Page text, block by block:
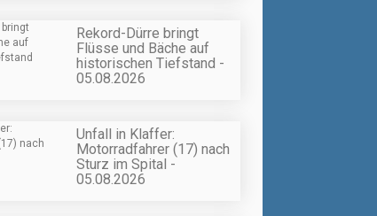
Rekord-Dürre bringt
Flüsse und Bäche auf
historischen Tiefstand -
05.08.2026
Unfall in Klaffer:
Motorradfahrer (17) nach
Sturz im Spital -
05.08.2026